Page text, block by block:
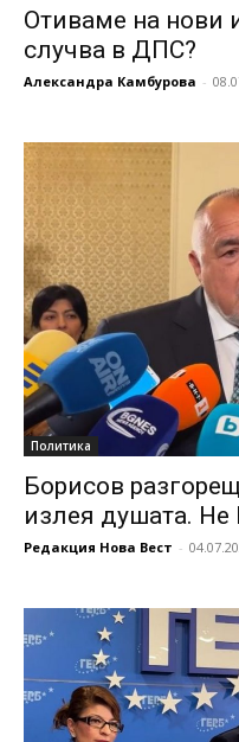
Отиваме на нови
случва в ДПС?
Александра Камбурова -
Политика
Борисов
излея душата. Не
Редакция Нова Вест -